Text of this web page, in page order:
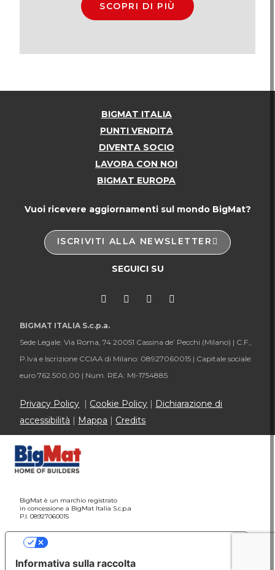
SCOPRI DI PIÙ
BIGMAT ITALIA
PUNTI VENDITA
DIVENTA SOCIO
LAVORA CON NOI
BIGMAT EUROPA
Vuoi ricevere aggiornamenti sul mondo BigMat?
ISCRIVITI ALLA NEWSLETTER
SEGUICI SU
BIGMAT ITALIA S.c.p.a.
Sede Legale: Via Roma, 74 20051 Cassina de’ Pecchi (Milano) | C.F.,
P.Iva e Iscrizione CCIAA di Milano: 08927060015 | Capitale sociale:
euro 762.500,00 | Num. REA: MI-1754885
Privacy Policy Cookie Policy
Dichiarazione di
accessibilità
Mappa Credits
BigMat è un marchio registrato
in concessione a BigMat Italia S.c.p.a
P.I. 08927060015
Informativa sulla raccolta
Le tue preferenze relative alla privacy